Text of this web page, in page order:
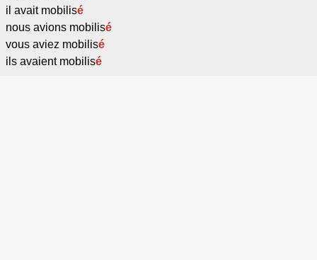
il avait mobilisé
nous avions mobilisé
vous aviez mobilisé
ils avaient mobilisé